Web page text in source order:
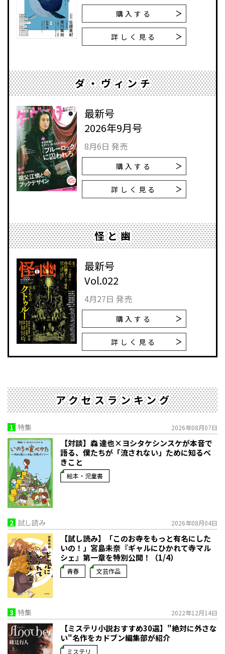
購入する
詳しく見る
ダ・ヴィンチ
最新号
2026年9月号
8月6日 発売
購入する
詳しく見る
怪と幽
最新号
Vol.022
4月27日 発売
購入する
詳しく見る
アクセスランキング
1 特集 2026年08月07日
【対談】森 達也×ヨシタケシンスケが本音で
語る、僕たちが「流されない」ために知るべ
きこと
絵本・児童書
2 試し読み 2026年08月04日
【試し読み】「このお寺をもっと有名にした
いの！」宮島未奈『ギャルにひかれて寺マル
シェ』第一章を特別公開！（1/4）
青春 文芸作品
3 特集 2022年12月14日
【ミステリ小説おすすめ30選】"絶対に外さな
い"名作をカドブン編集部が紹介
ミステリ